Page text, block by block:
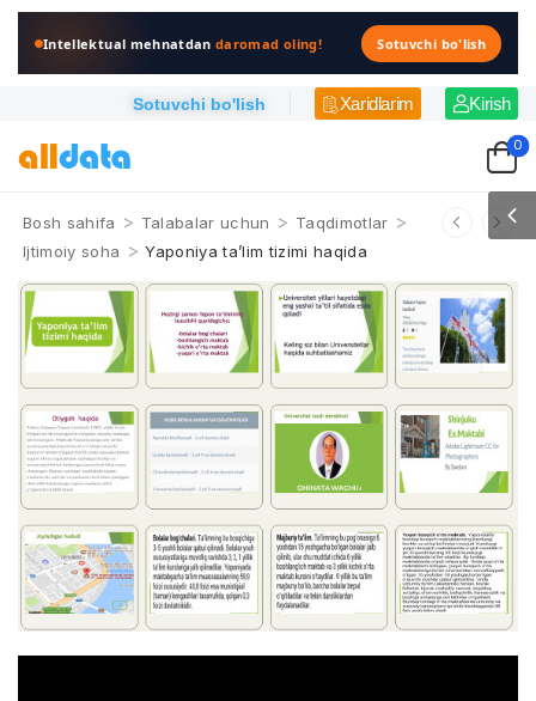
Intellektual mehnatdandaromad oling! Sotuvchi bo'lish
Sotuvchi bo'lish Xaridlarim Kirish
0
Bosh sahifa > Talabalar uchun > Taqdimotlar >
Ijtimoiy soha > Yaponiya ta’lim tizimi haqida